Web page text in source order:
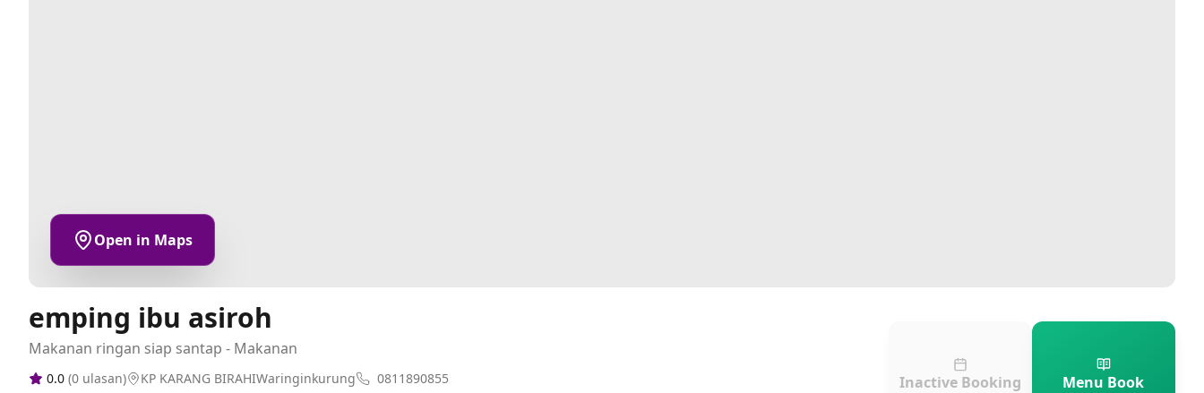
Open in Maps
emping ibu asiroh
Makanan ringan siap santap - Makanan
0.0 (0 ulasan) KP KARANG BIRAHIWaringinkurung 0811890855 Inactive Booking Menu Book